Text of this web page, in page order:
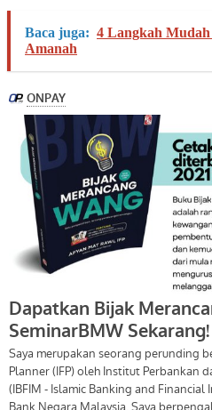
Baca juga: 4 Langkah
Amanah